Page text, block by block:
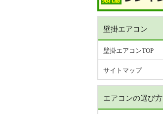
壁掛エアコン
壁掛エアコンTOP
サイトマップ
エアコンの選び方